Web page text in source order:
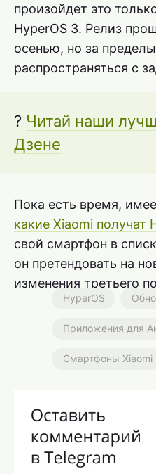
произойдет это
HyperOS 3. Релиз
осенью, но за
распространяться с
? Читай наши
Дзене
Пока есть время,
какие Xiaomi получат
свой смартфон в
он претендовать на
изменения третьего
HyperOS
Приложения для
Смартфоны Xiaomi